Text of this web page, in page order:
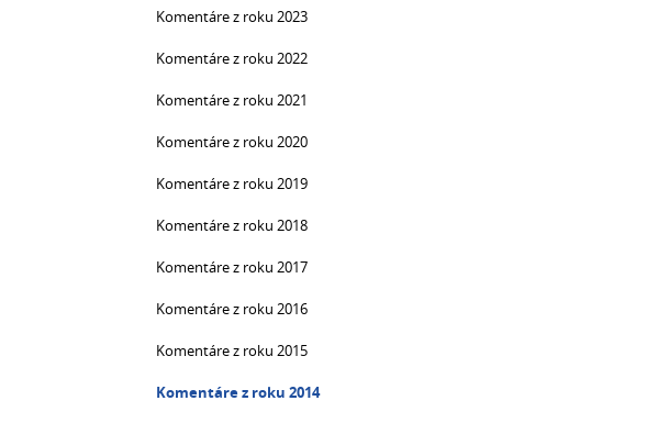
Komentáre z roku 2023
Komentáre z roku 2022
Komentáre z roku 2021
Komentáre z roku 2020
Komentáre z roku 2019
Komentáre z roku 2018
Komentáre z roku 2017
Komentáre z roku 2016
Komentáre z roku 2015
Komentáre z roku 2014